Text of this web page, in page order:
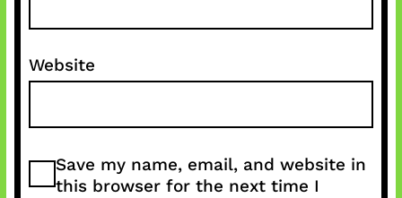
Website
Save my name, email, and website in
this browser for the next time I